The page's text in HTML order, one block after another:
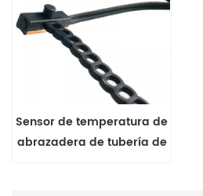
Sensor de temperatura de
abrazadera de tubería de